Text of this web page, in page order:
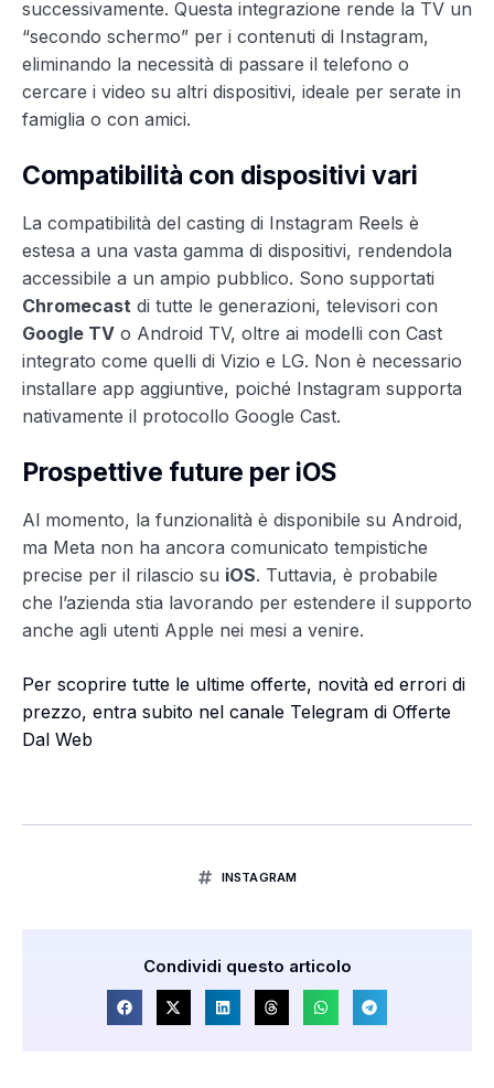
successivamente. Questa integrazione rende la TV un
“secondo schermo” per i contenuti di Instagram,
eliminando la necessità di passare il telefono o
cercare i video su altri dispositivi, ideale per serate in
famiglia o con amici.
Compatibilità con dispositivi vari
La compatibilità del casting di Instagram Reels è
estesa a una vasta gamma di dispositivi, rendendola
accessibile a un ampio pubblico. Sono supportati
Chromecast di tutte le generazioni, televisori con
Google TV o Android TV, oltre ai modelli con Cast
integrato come quelli di Vizio e LG. Non è necessario
installare app aggiuntive, poiché Instagram supporta
nativamente il protocollo Google Cast.
Prospettive future per iOS
Al momento, la funzionalità è disponibile su Android,
ma Meta non ha ancora comunicato tempistiche
precise per il rilascio su iOS. Tuttavia, è probabile
che l’azienda stia lavorando per estendere il supporto
anche agli utenti Apple nei mesi a venire.
Per scoprire tutte le ultime offerte, novità ed errori di
prezzo, entra subito nel canale Telegram di Offerte
Dal Web
INSTAGRAM
Condividi questo articolo